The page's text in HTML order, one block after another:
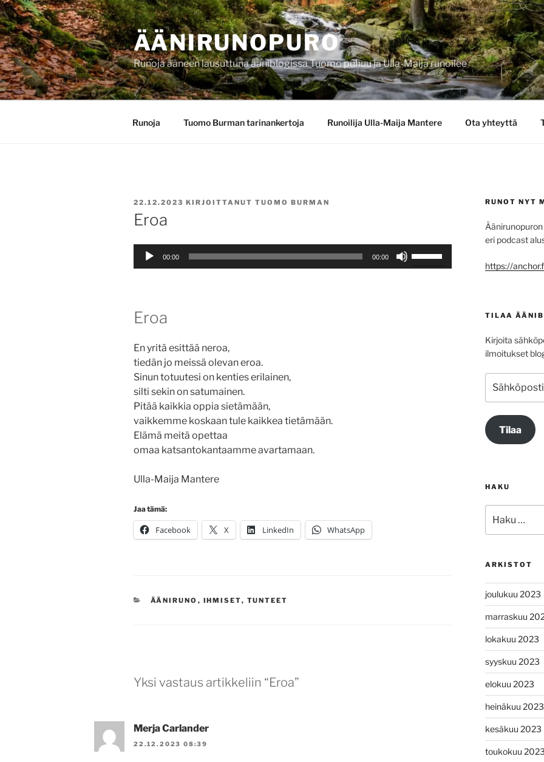
Siirry
sisältöön
ÄÄNIRUNOPURO
Runoja ääneen lausuttuna ääniblogissa Tuomo puhuu ja Ulla-Maija runoilee
Runoja Tuomo Burman tarinankertoja Runoilija Ulla-Maija Mantere Ota yhteyttä
JULKAISTU
22.12.2023 KIRJOITTANUT TUOMO BURMAN
Eroa
Äänitoistin
00:00 00:00
Eroa
En yritä esittää neroa,
tiedän jo meissä olevan eroa.
Sinun totuutesi on kenties erilainen,
silti sekin on satumainen.
Pitää kaikkia oppia sietämään,
vaikkemme koskaan tule kaikkea tietämään.
Elämä meitä opettaa
omaa katsantokantaamme avartamaan.
Ulla-Maija Mantere
Jaa tämä:
Facebook X LinkedIn WhatsApp
KATEGORIAT
ÄÄNIRUNO , IHMISET, TUNTEET
Yksi vastaus artikkeliin “Eroa”
Merja Carlander
22.12.2023 08:39
RUNOT NYT
eri podcast
https://
TILAA
Kirjoita
ilmoitukset
Tilaa
HAKU
ARKISTOT
joulukuu 2023
marraskuu
lokakuu 2023
syyskuu 2023
elokuu 2023
heinäkuu 2023
kesäkuu 2023
toukokuu 2023